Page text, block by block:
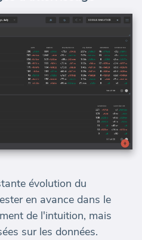
évolution du
en avance dans le
de l'intuition, mais
sur les données.